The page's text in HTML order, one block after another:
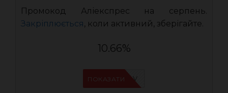
Промокод Аліекспрес на серпень.
Закріплюється, коли активний, зберігайте.
10.66%
IFPHE6DV
ПОКАЗАТИ